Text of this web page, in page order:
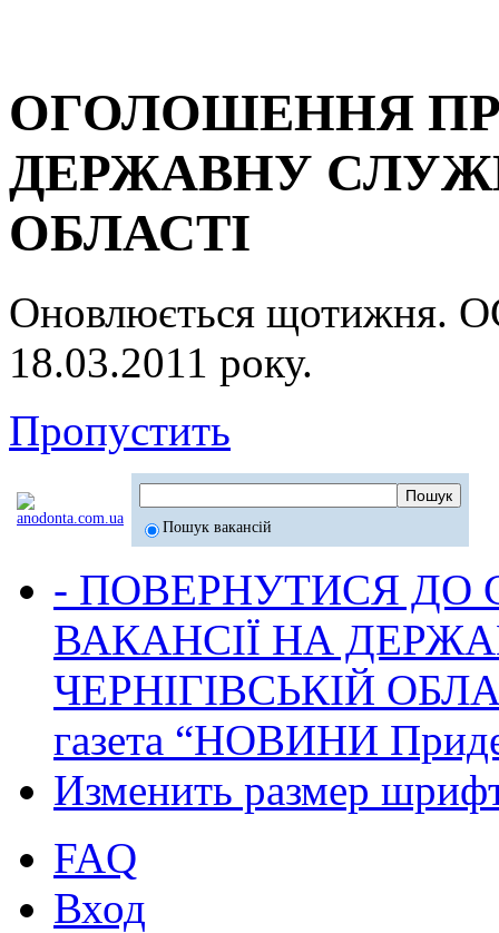
ОГОЛОШЕННЯ
ДЕРЖАВНУ
ОБЛАСТІ
Оновлюється
18.03.2011 року.
Пропустить
Пошук вакансій
- ПОВЕРНУТИСЯ ДО
ВАКАНСІЇ НА
ЧЕРНІГІВСЬКІЙ
газета “НОВИНИ
Изменить размер
FAQ
Вход